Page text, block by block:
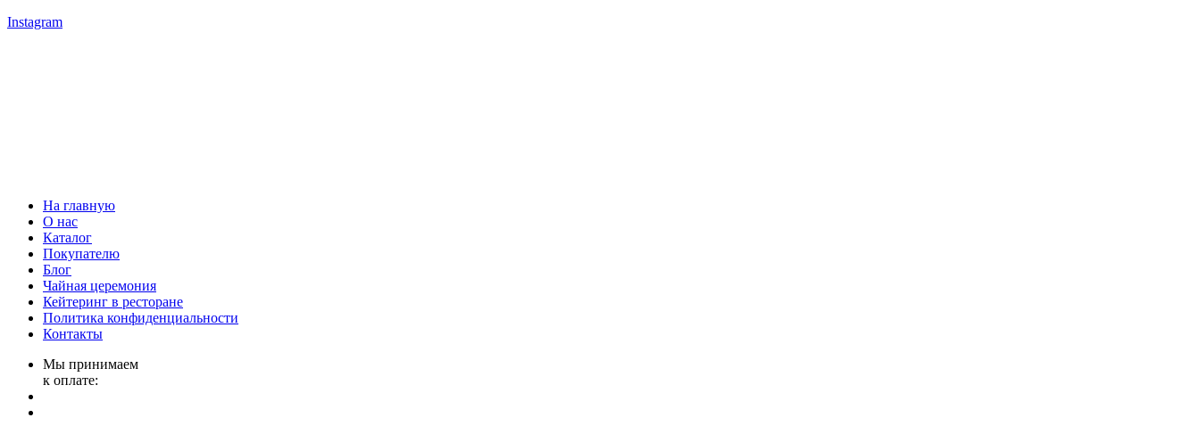
Instagram
На главную
О нас
Каталог
Покупателю
Блог
Чайная церемония
Кейтеринг в ресторане
Политика конфиденциальности
Контакты
Мы принимаем
к оплате: